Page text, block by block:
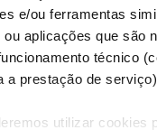
e/ou ferramentas
aplicações que são
técnico
a prestação de serviço).
utilizar cookies
novidades de junho